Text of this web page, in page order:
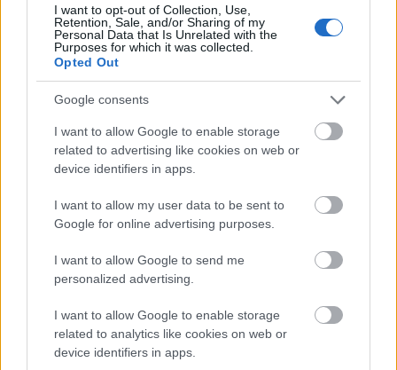
I want to opt-out of Collection, Use,
Retention, Sale, and/or Sharing of my
Personal Data that Is Unrelated with the
Purposes for which it was collected.
Opted Out
Google consents
I want to allow Google to enable storage
related to advertising like cookies on web or
device identifiers in apps.
I want to allow my user data to be sent to
Google for online advertising purposes.
I want to allow Google to send me
personalized advertising.
I want to allow Google to enable storage
related to analytics like cookies on web or
device identifiers in apps.
Együtt jön Budapestre a Deez Nuts
és a Kublai Khan
theshattered•2021. október 01.